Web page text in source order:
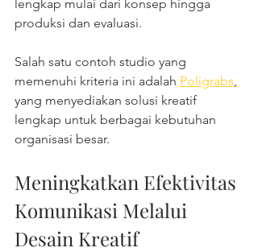
lengkap mulai dari konsep hingga
produksi dan evaluasi.
Salah satu contoh studio yang
memenuhi kriteria ini adalah Poligrabs
yang menyediakan solusi kreatif
lengkap untuk berbagai kebutuhan
organisasi besar.
Meningkatkan Efektivitas
Komunikasi Melalui
Desain Kreatif